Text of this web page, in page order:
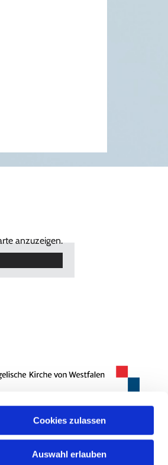
Cookies zulassen
Auswahl erlauben
anzuzeigen.